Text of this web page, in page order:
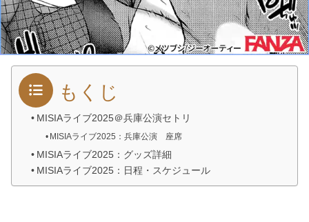
もくじ
MISIAライブ2025＠兵庫公演セトリ
MISIAライブ2025：兵庫公演 座席
MISIAライブ2025：グッズ詳細
MISIAライブ2025：日程・スケジュール